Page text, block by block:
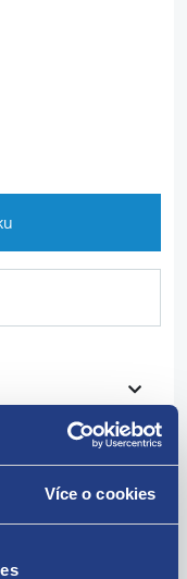
Více o cookies
1J0614417C